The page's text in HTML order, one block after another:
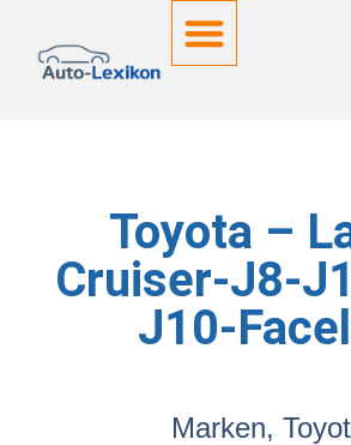
Toyota –
Cruiser-J8-
J10-
Marken,